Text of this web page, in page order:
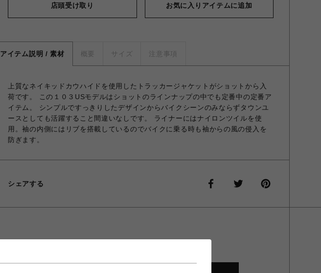
店頭受け取り お気に入りアイテムに追加
アイテム説明 / 素材 概要 サイズ 注意事項
上質なネイキッドカウハイドを使用したトラッカージャケットがショットから入
荷です。 この１０３USモデルはショットのラインナップの中でも定番中の定番ア
イテム。 シンプルですっきりしたデザインからバイクシーンのみならずタウンユ
ースとしても活躍すること間違いなしです。 ライナーにはナイロンツイルを使
用。袖の内側にはリブを搭載しているのでバイクに乗る時も袖からの風の侵入を
防ぎます。
シェアする